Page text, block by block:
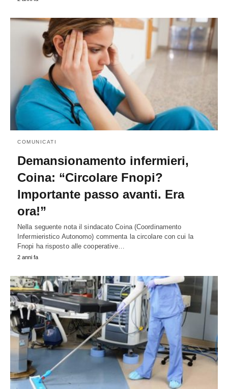
COMUNICATI
Demansionamento infermieri,
Coina: “Circolare Fnopi?
Importante passo avanti. Era
ora!”
Nella seguente nota il sindacato Coina (Coordinamento
Infermieristico Autonomo) commenta la circolare con cui la
Fnopi ha risposto alle cooperative…
2 anni fa